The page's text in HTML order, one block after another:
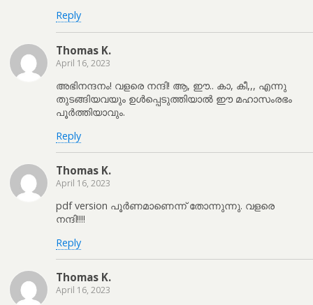
Reply
Thomas K.
April 16, 2023
അഭിനന്ദനം! വളരെ നന്ദി! ആ, ഈ.. കാ, കീ,,, എന്നു
തുടങ്ങിയവയും ഉൾപ്പെടുത്തിയാൽ ഈ മഹാസംരഭം
പൂർത്തിയാവും.
Reply
Thomas K.
April 16, 2023
pdf version പൂർണമാണെന്ന് തോന്നുന്നു. വളരെ
നന്ദി!!!!
Reply
Thomas K.
April 16, 2023